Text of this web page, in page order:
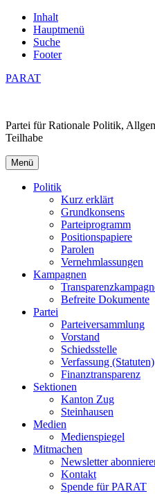
Inhalt
Hauptmenü
Suche
Footer
PARAT
Partei für Rationale Politik,
Teilhabe
Menü
Politik
Kurz erklärt
Grundkonsens
Parteiprogramm
Positionspapiere
Parolen
Vernehmlassungen
Kampagnen
Befreite Dokumente
Partei
Parteiversammlung
Vorstand
Schiedsstelle
Verfassung (Statuten)
Finanztransparenz
Sektionen
Kanton Zug
Steinhausen
Medien
Medienspiegel
Mitmachen
Newsletter
Kontakt
Spende für PARAT